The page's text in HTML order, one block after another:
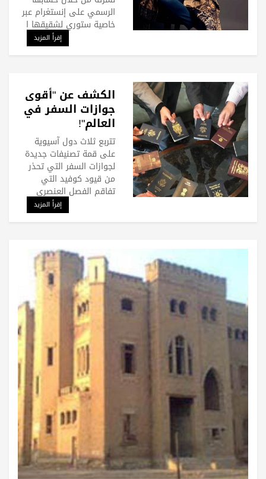
الرسمي على إنستغرام عبر
خاصية ستوري لشقيقها ا
إقرأ المزيد
الكشف عن "أقوى
جوازات السفر في
العالم"!
تتربع ثلاث دول آسيوية
على قمة تصنيفات جديدة
لجوازات السفر التي تحذر
من قيود كوفيد التي
تفاقم الفصل العنصري
إقرأ المزيد